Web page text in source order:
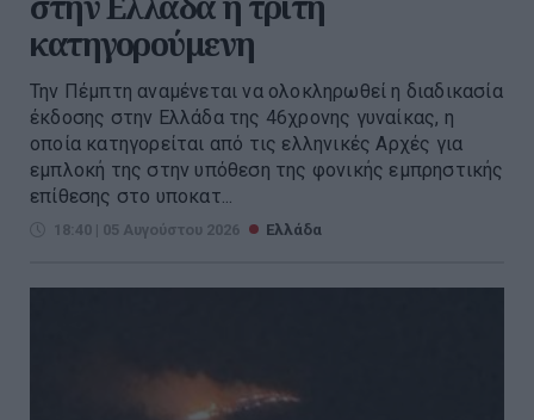
κατηγορούμενη
Την Πέμπτη αναμένεται να ολοκληρωθεί η διαδικασία
έκδοσης στην Ελλάδα της 46χρονης γυναίκας, η
οποία κατηγορείται από τις ελληνικές Αρχές για
εμπλοκή της στην υπόθεση της φονικής εμπρηστικής
επίθεσης στο υποκατ...
18:40 | 05 Αυγούστου 2026 Ελλάδα